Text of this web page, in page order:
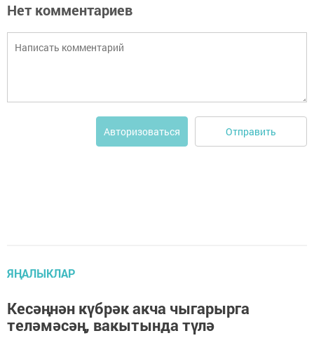
Нет комментариев
Авторизоваться Отправить
ЯҢАЛЫКЛАР
Кесәңнән күбрәк акча чыгарырга
теләмәсәң, вакытында түлә